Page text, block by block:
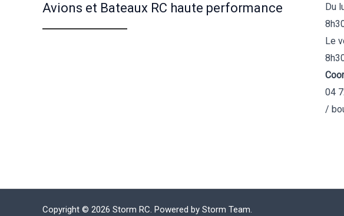
Avions et Bateaux RC haute performance
Du
Le
04
/
Copyright © 2026 Storm RC. Powered by Storm Team.